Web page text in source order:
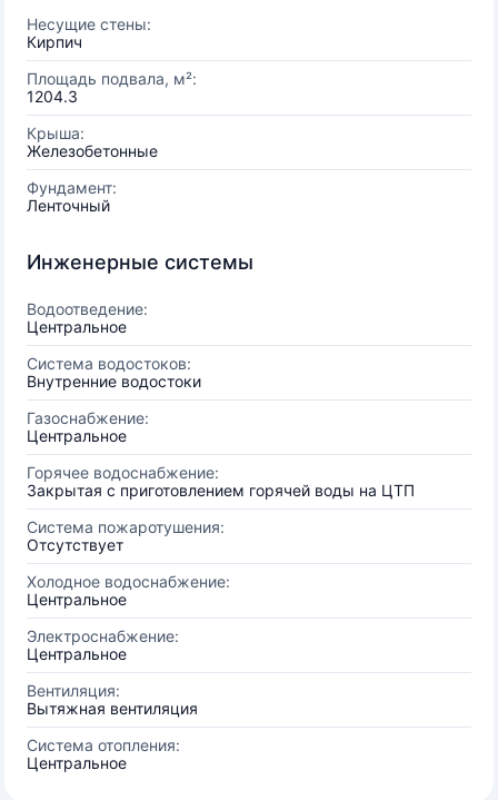
Несущие стены:
Кирпич
Площадь подвала, м²:
1204.3
Крыша:
Железобетонные
Фундамент:
Ленточный
Инженерные системы
Водоотведение:
Центральное
Система водостоков:
Внутренние водостоки
Газоснабжение:
Центральное
Горячее водоснабжение:
Закрытая с приготовлением горячей воды на ЦТП
Система пожаротушения:
Отсутствует
Холодное водоснабжение:
Центральное
Электроснабжение:
Центральное
Вентиляция:
Вытяжная вентиляция
Система отопления:
Центральное